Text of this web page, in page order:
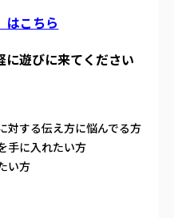
こちら
に遊びに来てください
対する伝え方に悩んでる方
手に入れたい方
い方